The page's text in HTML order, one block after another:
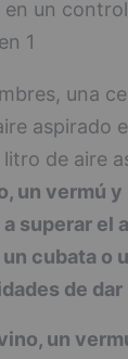
una
aspirado
de aire
un vermú
superar el
cubata o
de
un